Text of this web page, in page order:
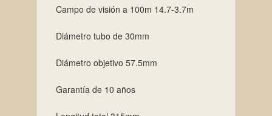
Campo de visión a 100m 14.7-3.7m
Diámetro tubo de 30mm
Diámetro objetivo 57.5mm
Garantía de 10 años